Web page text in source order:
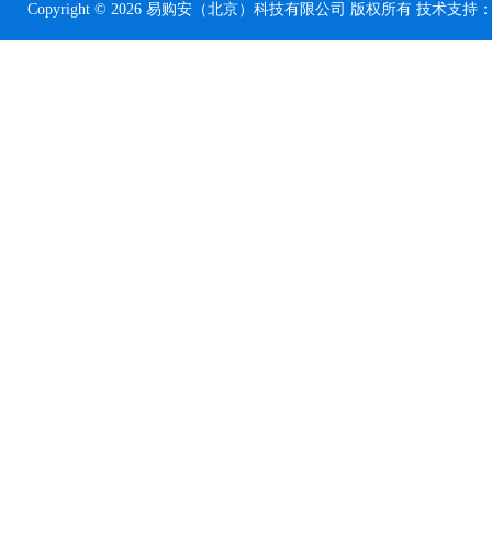
Copyright © 2026 易购安（北京）科技有限公司 版权所有 技术支持：